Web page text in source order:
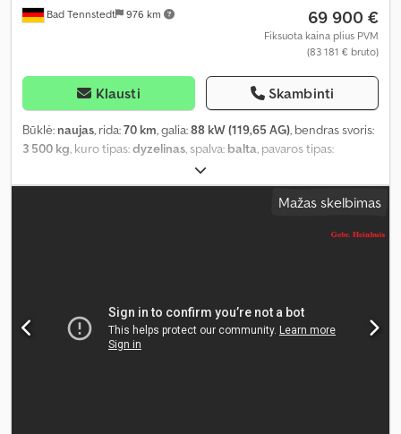
Bad Tennstedt 976 km 69 900 €
Fiksuota kaina plius PVM
(83 181 € bruto)
Klausti Skambinti
Būklė: naujas, rida:70 km, galia:88 kW (119,65 AG), bendras svoris:
3 500 kg, kuro tipas:dyzelinas, spalva: balta, pavaros tipas:
, sėdimų vietų skaičius:
užraktas, elektroninė stabilumo programa (ESP), oro
Mažas skelbimas